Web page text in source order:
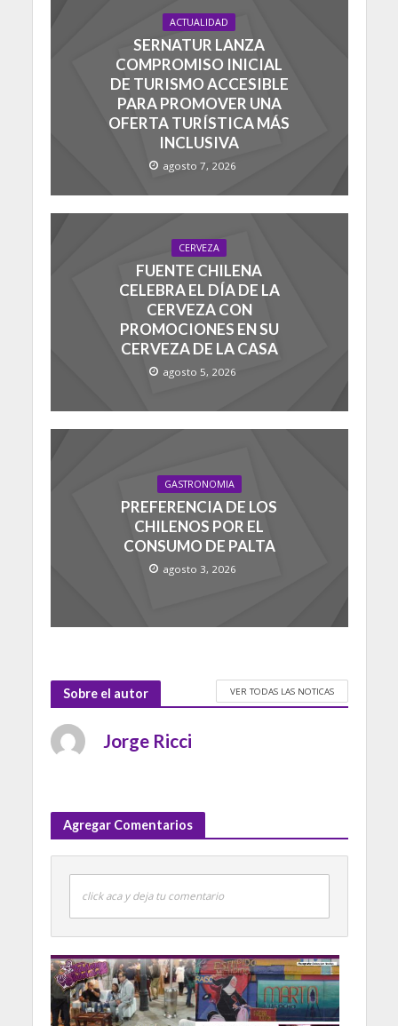
ACTUALIDAD
SERNATUR LANZA
COMPROMISO INICIAL
DE TURISMO ACCESIBLE
PARA PROMOVER UNA
OFERTA TURÍSTICA MÁS
INCLUSIVA
agosto 7, 2026
CERVEZA
FUENTE CHILENA
CELEBRA EL DÍA DE LA
CERVEZA CON
PROMOCIONES EN SU
CERVEZA DE LA CASA
agosto 5, 2026
GASTRONOMIA
PREFERENCIA DE LOS
CHILENOS POR EL
CONSUMO DE PALTA
agosto 3, 2026
Sobre el autor VER TODAS LAS NOTICAS
Jorge Ricci
Agregar Comentarios
click aca y deja tu comentario